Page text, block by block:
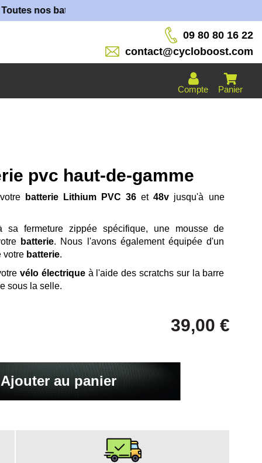
batteries sont fabriquées dans nos ateliers !
09 80 80 16 22
contact@cycloboost.com
Panier
Compte
pvc haut-de-gamme
batterie Lithium PVC 36 et48v jusqu'à une
fermeture zippée spécifique, une mousse de
batterie. Nous l'avons également équipée d'un
votre batterie.
vélo électriqueà l'aide des scratchs sur la barre
sous la selle.
39,00 €
Ajouter au panier